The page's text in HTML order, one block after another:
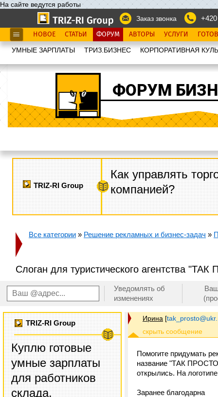
На сайте ведутся работы
Заказ звонка
НОВОЕ СТАТЬИ ФОРУМ АВТОРЫ УСЛУГИ
УМНЫЕ ЗАРПЛАТЫ ТРИЗ.БИЗНЕС КОРПОРАТИВНАЯ
ФОРУМ
TRIZ-RI Group
Как управлять
компанией?
Все категории » Решение рекламных и бизнес-задач »
Слоган для туристического агентства
Уведомлять об
изменениях
TRIZ-RI Group
Куплю готовые
умные зарплаты
для работников
склада,
Ирина [
Помогите придумать
название "ТАК
открылись. На
Заранее благодарна